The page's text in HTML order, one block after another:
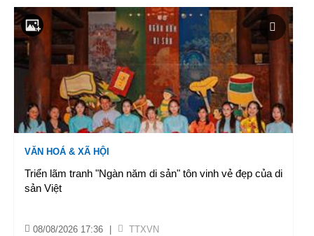
VĂN HOÁ & XÃ HỘI
Triển lãm tranh "Ngàn năm di sản" tôn vinh vẻ đẹp của di
sản Việt
08/08/2026 17:36 TTXVN